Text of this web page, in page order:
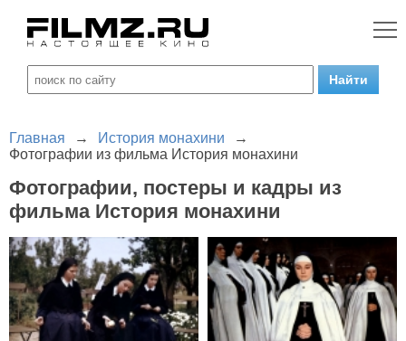
Главная → История монахини
→
Фотографии из фильма История монахини
Фотографии, постеры и кадры из
фильма История монахини